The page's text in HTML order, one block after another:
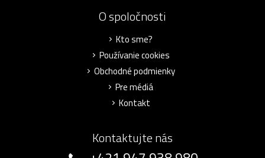
O spoločnosti
Kto sme?
Používanie cookies
Obchodné podmienky
Pre médiá
Kontakt
Kontaktujte nás